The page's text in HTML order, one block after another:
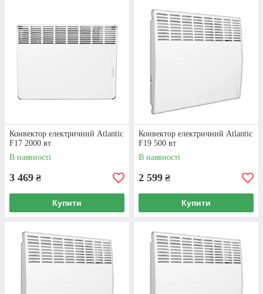
НАЙБІЛЬШИЙ ПОПИТ
Конвектор Bonjour 2000 вт
Конвектор електричний Atlantic
F17 2000 вт
В наявності
3 469 ₴
Купити
Конвектор електричний Atlantic
F19 500 вт
В наявності
2 599 ₴
Купити